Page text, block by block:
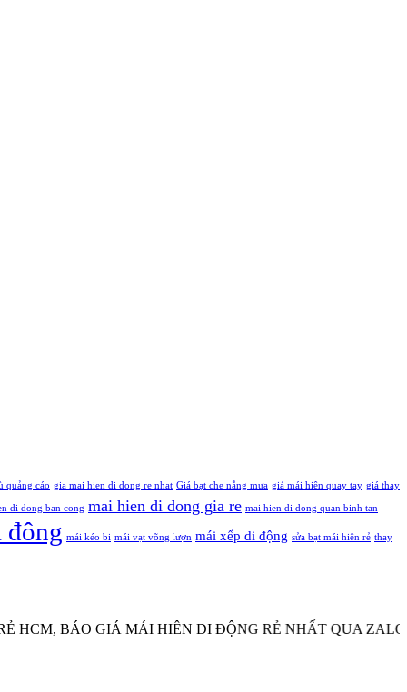
quảng cáo gia mai hien di dong re nhat Giá bạt che nắng mưa giá mái hiên quay tay giá thay
di dong ban cong mai hien di dong gia re mai hien di dong quan binh tan
đông mái kéo bi mái vạt võng lượn mái xếp di động sửa bạt mái hiên rẻ thay
BÁO GIÁ MÁI HIÊN DI ĐỘNG RẺ NHẤT QUA ZALO,